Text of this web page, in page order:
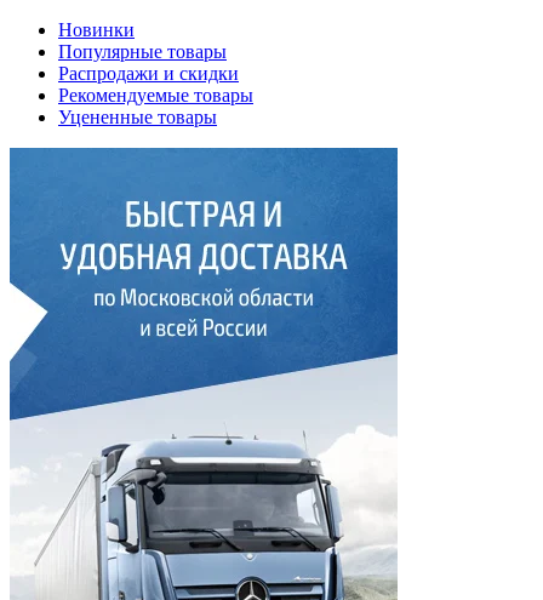
Новинки
Популярные товары
Распродажи и скидки
Рекомендуемые товары
Уцененные товары